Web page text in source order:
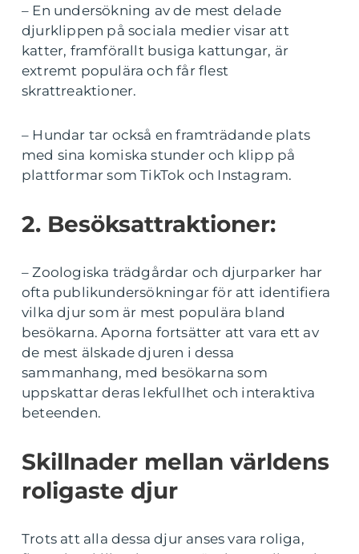
– En undersökning av de mest delade
djurklippen på sociala medier visar att
katter, framförallt busiga kattungar, är
extremt populära och får flest
skrattreaktioner.
– Hundar tar också en framträdande plats
med sina komiska stunder och klipp på
plattformar som TikTok och Instagram.
2. Besöksattraktioner:
– Zoologiska trädgårdar och djurparker har
ofta publikundersökningar för att identifiera
vilka djur som är mest populära bland
besökarna. Aporna fortsätter att vara ett av
de mest älskade djuren i dessa
sammanhang, med besökarna som
uppskattar deras lekfullhet och interaktiva
beteenden.
Skillnader mellan världens
roligaste djur
Trots att alla dessa djur anses vara roliga,